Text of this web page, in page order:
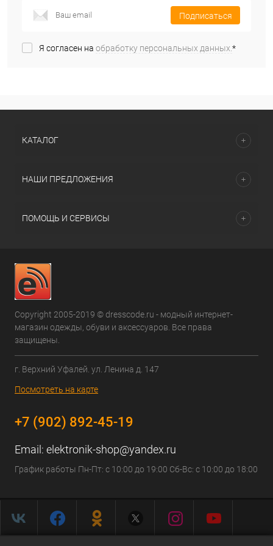
Подписаться
Я согласен на обработку персональных данных.*
КАТАЛОГ
НАШИ ПРЕДЛОЖЕНИЯ
ПОМОЩЬ И СЕРВИСЫ
Copyright 2005-2019 © dresscode.ru - модный интернет-
магазин одежды, обуви и аксессуаров. Все права
защищены.
г. Верхний Уфалей. ул. Ленина д. 147
Посмотреть на карте
+7 (902) 892-45-19
Email: elektronik-shop@yandex.ru
График работы Пн-Пт: с 10:00 до 19:00 Сб-Вс: с 10:00 до 18:00